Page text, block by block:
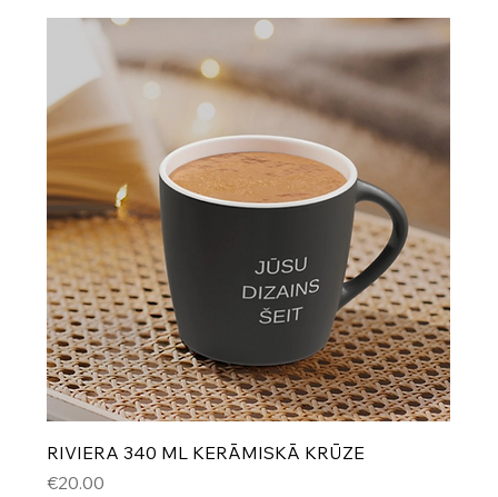
RIVIERA 340 ML KERĀMISKĀ KRŪZE
Cena
€20.00